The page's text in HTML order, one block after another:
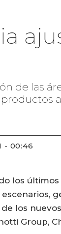
de las
- 00:46
los
los
Group,